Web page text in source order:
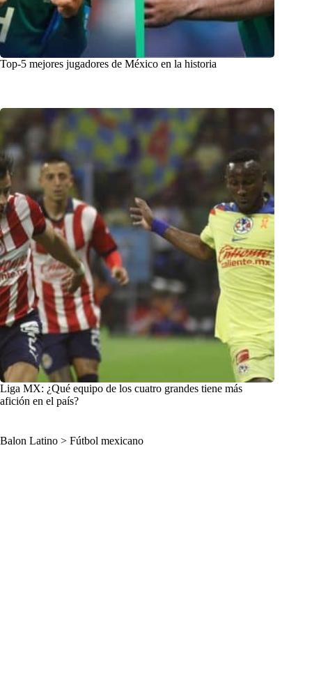
Top-5 mejores jugadores de México en la historia
Liga MX: ¿Qué equipo de los cuatro grandes tiene más
afición en el país?
Balon Latino > Fútbol mexicano